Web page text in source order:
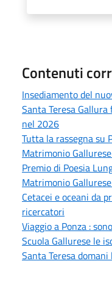
Contenuti
Insediamento del
Santa Teresa
nel 2026
Tutta la rassegna su
Matrimonio
Premio di Poesia
Matrimonio
Cetacei e oceani da
ricercatori
Viaggio a Ponza :
Scuola Gallurese le
Santa Teresa